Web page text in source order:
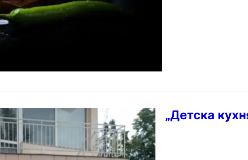
Нова разливочна точка за „Детска
Варна
Общество–29.08.2025